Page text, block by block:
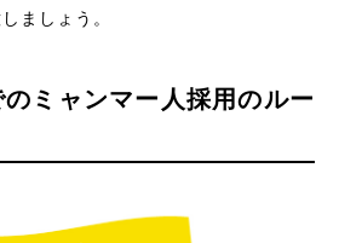
ましょう。
ミャンマー人採用のルー